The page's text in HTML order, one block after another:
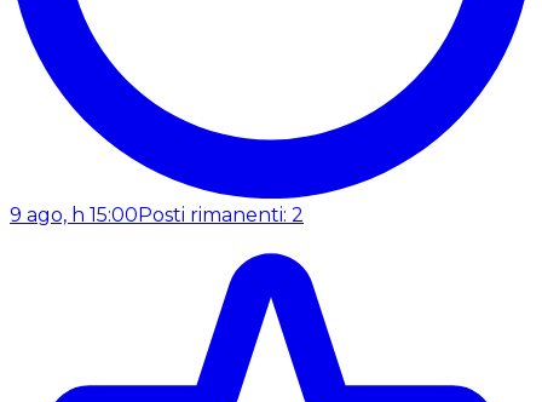
9 ago, h 15:00Posti rimanenti: 2